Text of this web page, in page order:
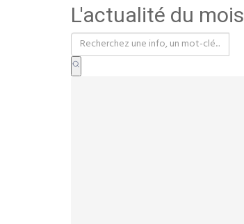
L'actualité du mois